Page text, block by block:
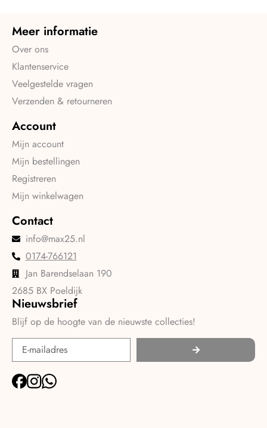
Meer informatie
Over ons
Klantenservice
Veelgestelde vragen
Verzenden & retourneren
Account
Mijn account
Mijn bestellingen
Registreren
Mijn winkelwagen
Contact
info@max25.nl
0174-766121
Jan Barendselaan 190
2685 BX Poeldijk
Nieuwsbrief
Blijf op de hoogte van de nieuwste collecties!